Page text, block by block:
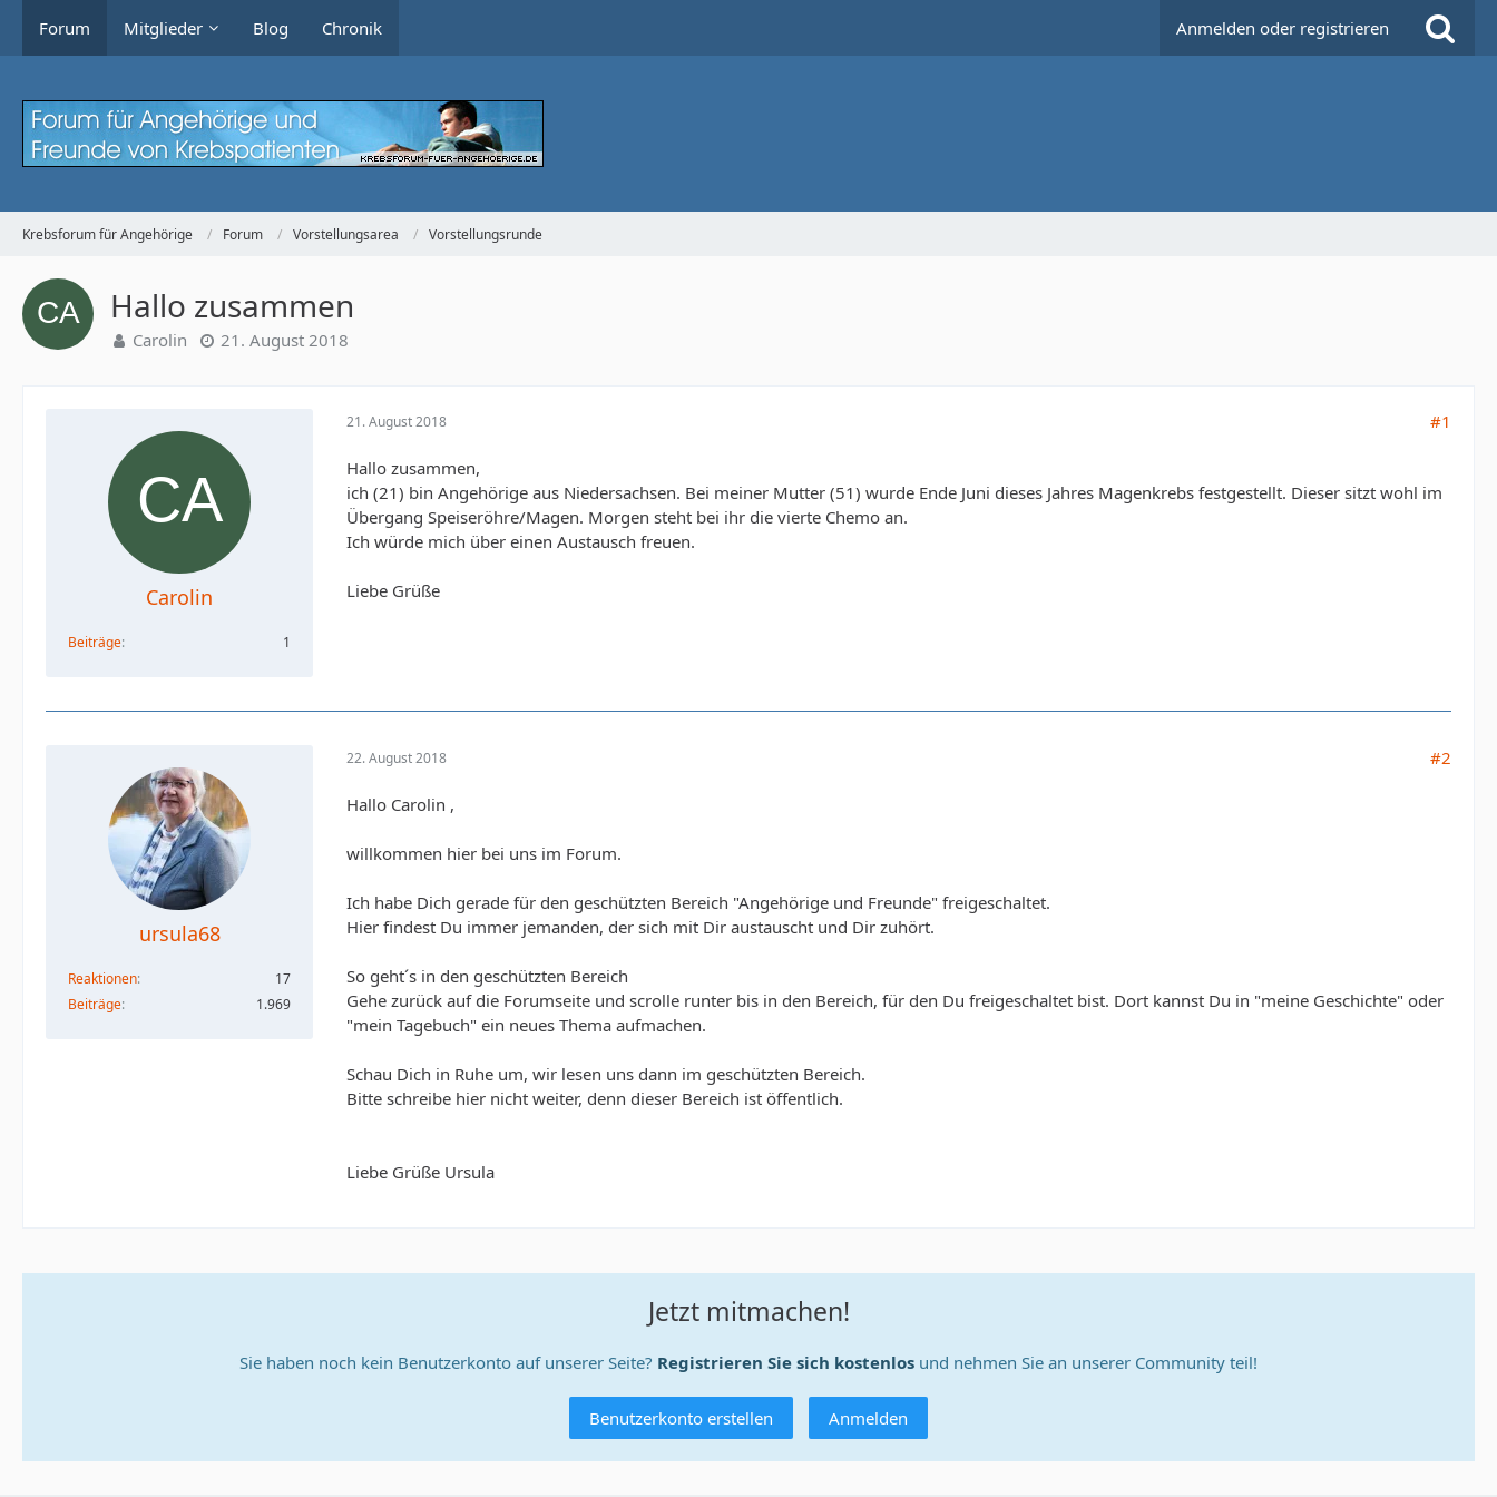
Forum Mitglieder Blog Chronik Anmelden oder registrieren
Krebsforum für Angehörige Forum Vorstellungsarea Vorstellungsrunde
Hallo zusammen
Carolin 21. August 2018
Carolin
Beiträge 1
21. August 2018 #1
Hallo zusammen,
ich (21) bin Angehörige aus Niedersachsen. Bei meiner Mutter (51) wurde Ende Juni dieses Jahres Magenkrebs festgestellt. Dieser sitzt wohl im
Übergang Speiseröhre/Magen. Morgen steht bei ihr die vierte Chemo an.
Ich würde mich über einen Austausch freuen.
Liebe Grüße
ursula68
Reaktionen
17
Beiträge
1.969
22. August 2018 #2
Hallo Carolin ,
willkommen hier bei uns im Forum.
Ich habe Dich gerade für den geschützten Bereich "Angehörige und Freunde" freigeschaltet.
Hier findest Du immer jemanden, der sich mit Dir austauscht und Dir zuhört.
So geht´s in den geschützten Bereich
Gehe zurück auf die Forumseite und scrolle runter bis in den Bereich, für den Du freigeschaltet bist. Dort kannst Du in "meine Geschichte" oder
"mein Tagebuch" ein neues Thema aufmachen.
Schau Dich in Ruhe um, wir lesen uns dann im geschützten Bereich.
Bitte schreibe hier nicht weiter, denn dieser Bereich ist öffentlich.
Liebe Grüße Ursula
Jetzt mitmachen!
Sie haben noch kein Benutzerkonto auf unserer Seite? Registrieren Sie sich kostenlos und nehmen Sie an unserer Community teil!
Benutzerkonto erstellen Anmelden